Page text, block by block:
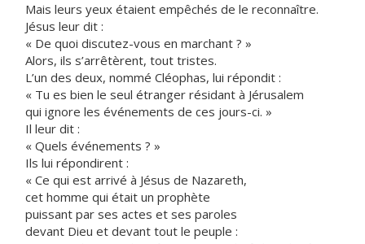
Mais leurs yeux étaient empêchés de le reconnaître.
Jésus leur dit :
« De quoi discutez-vous en marchant ? »
Alors, ils s’arrêtèrent, tout tristes.
L’un des deux, nommé Cléophas, lui répondit :
« Tu es bien le seul étranger résidant à Jérusalem
qui ignore les événements de ces jours-ci. »
Il leur dit :
« Quels événements ? »
Ils lui répondirent :
« Ce qui est arrivé à Jésus de Nazareth,
cet homme qui était un prophète
puissant par ses actes et ses paroles
devant Dieu et devant tout le peuple :